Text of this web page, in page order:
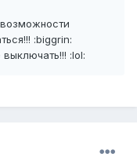
:biggrin:
:lol: